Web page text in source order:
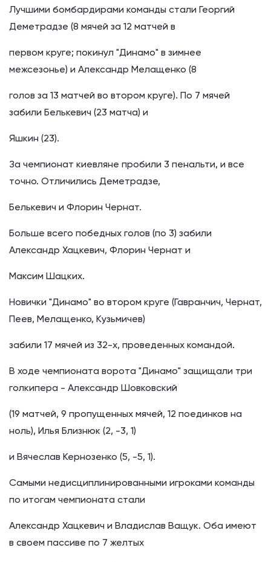
Лучшими бомбардирами команды стали Георгий
Деметрадзе (8 мячей за 12 матчей в
первом круге; покинул "Динамо" в зимнее
межсезонье) и Александр Мелащенко (8
голов за 13 матчей во втором круге). По 7 мячей
забили Белькевич (23 матча) и
Яшкин (23).
За чемпионат киевляне пробили 3 пенальти, и все
точно. Отличились Деметрадзе,
Белькевич и Флорин Чернат.
Больше всего победных голов (по 3) забили
Александр Хацкевич, Флорин Чернат и
Максим Шацких.
Новички "Динамо" во втором круге (Гавранчич, Чернат,
Пеев, Мелащенко, Кузьмичев)
забили 17 мячей из 32-х, проведенных командой.
В ходе чемпионата ворота "Динамо" защищали три
голкипера - Александр Шовковский
(19 матчей, 9 пропущенных мячей, 12 поединков на
ноль), Илья Близнюк (2, -3, 1)
и Вячеслав Кернозенко (5, -5, 1).
Самыми недисциплинированными игроками команды
по итогам чемпионата стали
Александр Хацкевич и Владислав Ващук. Оба имеют
в своем пассиве по 7 желтых